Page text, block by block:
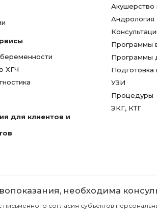
ХГЧ
для клиентов и
Акушерство
Андрология
Программы
Программы
Подготовка
УЗИ
Процедуры
ЭКГ, КТГ
необходима
согласия субъектов